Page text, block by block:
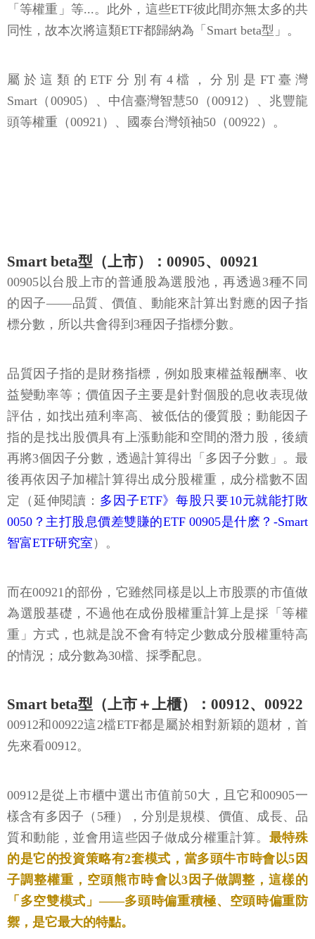
「等權重」等...。此外，這些ETF彼此間亦無太多的共
同性，故本次將這類ETF都歸納為「Smart beta型」。
屬於這類的ETF分別有4檔，分別是FT臺灣
Smart（00905）、中信臺灣智慧50（00912）、兆豐龍
頭等權重（00921）、國泰台灣領袖50（00922）。
Smart beta型（上市）：00905、00921
00905以台股上市的普通股為選股池，再透過3種不同
的因子——品質、價值、動能來計算出對應的因子指
標分數，所以共會得到3種因子指標分數。
品質因子指的是財務指標，例如股東權益報酬率、收
益變動率等；價值因子主要是針對個股的息收表現做
評估，如找出殖利率高、被低估的優質股；動能因子
指的是找出股價具有上漲動能和空間的潛力股，後續
再將3個因子分數，透過計算得出「多因子分數」。最
後再依因子加權計算得出成分股權重，成分檔數不固
定（延伸閱讀： 多因子ETF》每股只要10元就能打敗
0050？主打股息價差雙賺的ETF 00905是什麽？-Smart
智富ETF研究室 ）。
而在00921的部份，它雖然同樣是以上市股票的市值做
為選股基礎，不過他在成份股權重計算上是採「等權
重」方式，也就是說不會有特定少數成分股權重特高
的情況；成分數為30檔、採季配息。
Smart beta型（上市＋上櫃）：00912、00922
00912和00922這2檔ETF都是屬於相對新穎的題材，首
先來看00912。
00912是從上市櫃中選出市值前50大，且它和00905一
樣含有多因子（5種），分別是規模、價值、成長、品
質和動能，並會用這些因子做成分權重計算。 最特殊
的是它的投資策略有2套模式，當多頭牛市時會以5因
子調整權重，空頭熊市時會以3因子做調整，這樣的
「多空雙模式」——多頭時偏重積極、空頭時偏重防
禦，是它最大的特點。